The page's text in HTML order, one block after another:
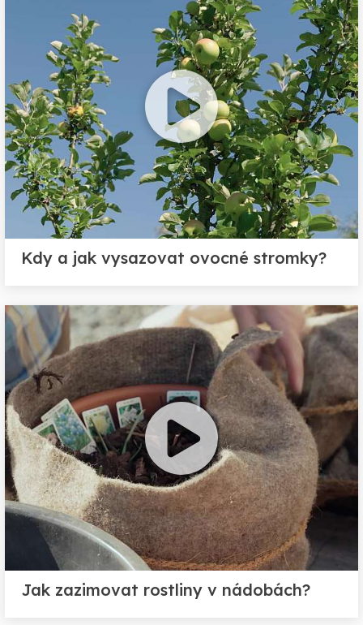
Kdy a jak vysazovat ovocné stromky?
Jak zazimovat rostliny v nádobách?